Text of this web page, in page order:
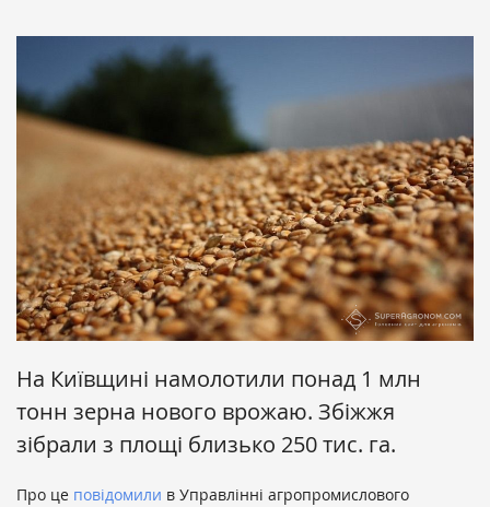
На Київщині намолотили понад 1 млн
тонн зерна нового врожаю. Збіжжя
зібрали з площі близько 250 тис. га.
Про це повідомили в Управлінні агропромислового